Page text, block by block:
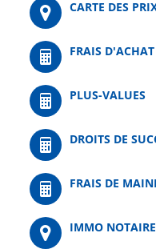
CARTE DES
FRAIS D'ACHAT
PLUS-VALUES
DROITS DE
FRAIS DE
IMMO